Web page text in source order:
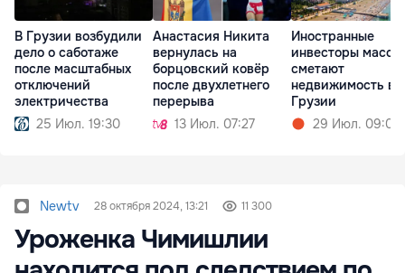
В Грузии возбудили
дело о саботаже
после масштабных
отключений
электричества
25 Июл. 19:30
Анастасия Никита
вернулась на
борцовский ковёр
после двухлетнего
перерыва
13 Июл. 07:27
Иностранные
инвесторы
сметают
недвижимость в
Грузии
29 Июл. 09:05
Newtv 28 октября 2024, 13:21 11 300
Уроженка Чимишлии